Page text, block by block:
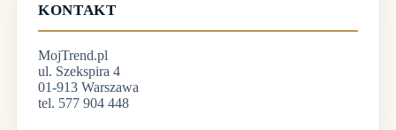
KONTAKT
MojTrend.pl
ul. Szekspira 4
01-913 Warszawa
tel. 577 904 448